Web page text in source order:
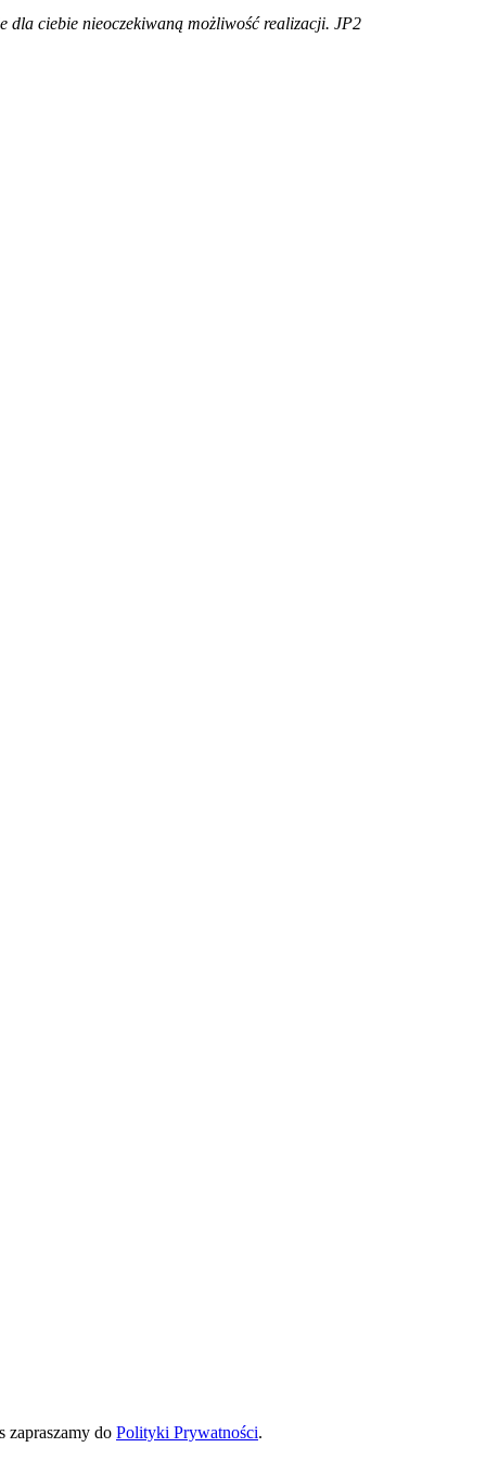
dla ciebie nieoczekiwaną możliwość realizacji. JP2
zapraszamy do Polityki Prywatności.